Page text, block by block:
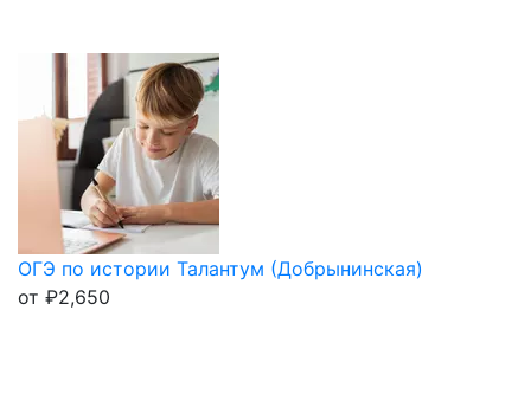
ОГЭ по истории Талантум (Добрынинская)
от ₽2,650